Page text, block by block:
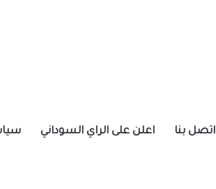
اتصل بنا اعلن على الراي السوداني